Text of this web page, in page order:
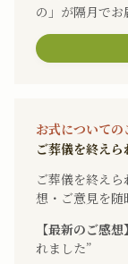
の」が隔月でお
お式についての
ご葬儀を終え
ご葬儀を終え
想・ご意見を随
【最新のご感想】
れました”